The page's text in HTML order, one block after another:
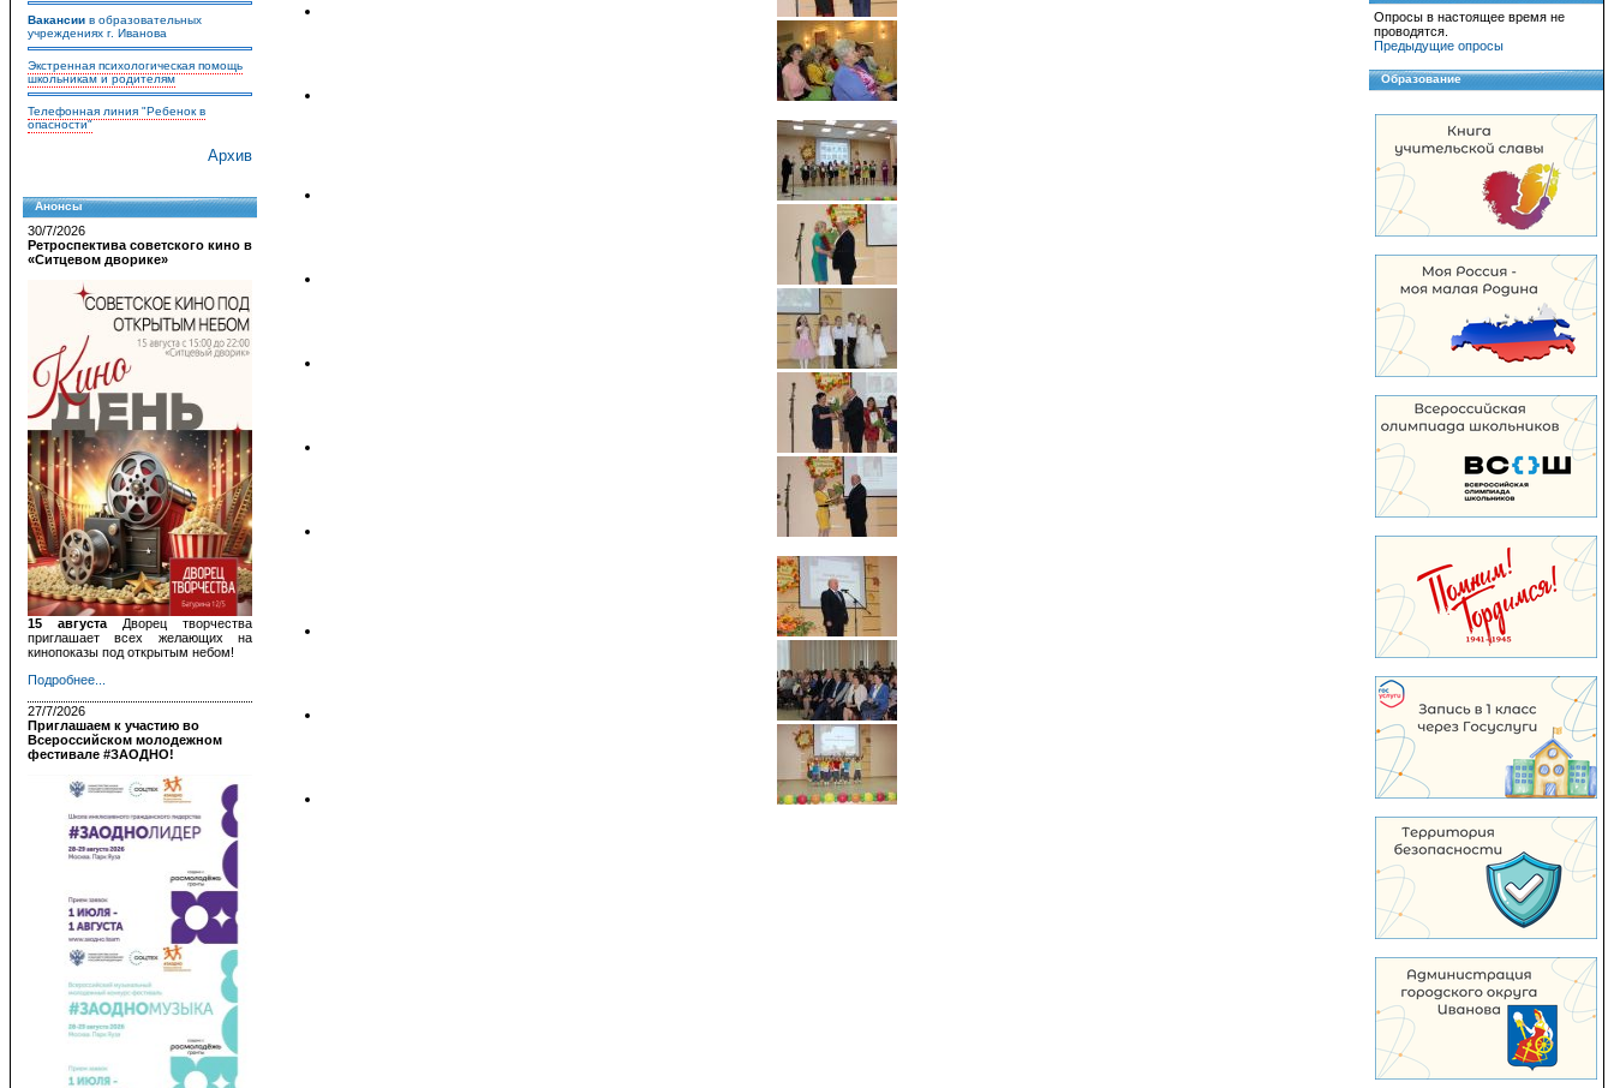
Вакансии в образовательных
учреждениях г. Иванова
Экстренная психологическая помощь
школьникам и родителям
Телефонная линия "Ребенок в
опасности"
Архив
Анонсы
30/7/2026
Ретроспектива советского кино в
«Ситцевом дворике»
15 августа
Дворец творчества
приглашает всех желающих на
кинопоказы под открытым небом!
Подробнее...
27/7/2026
Приглашаем к участию во
Всероссийском молодежном
фестивале #ЗАОДНО!
Опросы в настоящее время не
проводятся.
Предыдущие опросы
Образование